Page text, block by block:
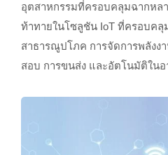
อุตสาหกรรมที่ครอบคลุมฉากหล
ท้าทายในโซลูชัน IoT ที่ครอบคลุ
สาธารณูปโภค การจัดการพลังง
สอบ การขนส่ง และอัตโนมัติใน